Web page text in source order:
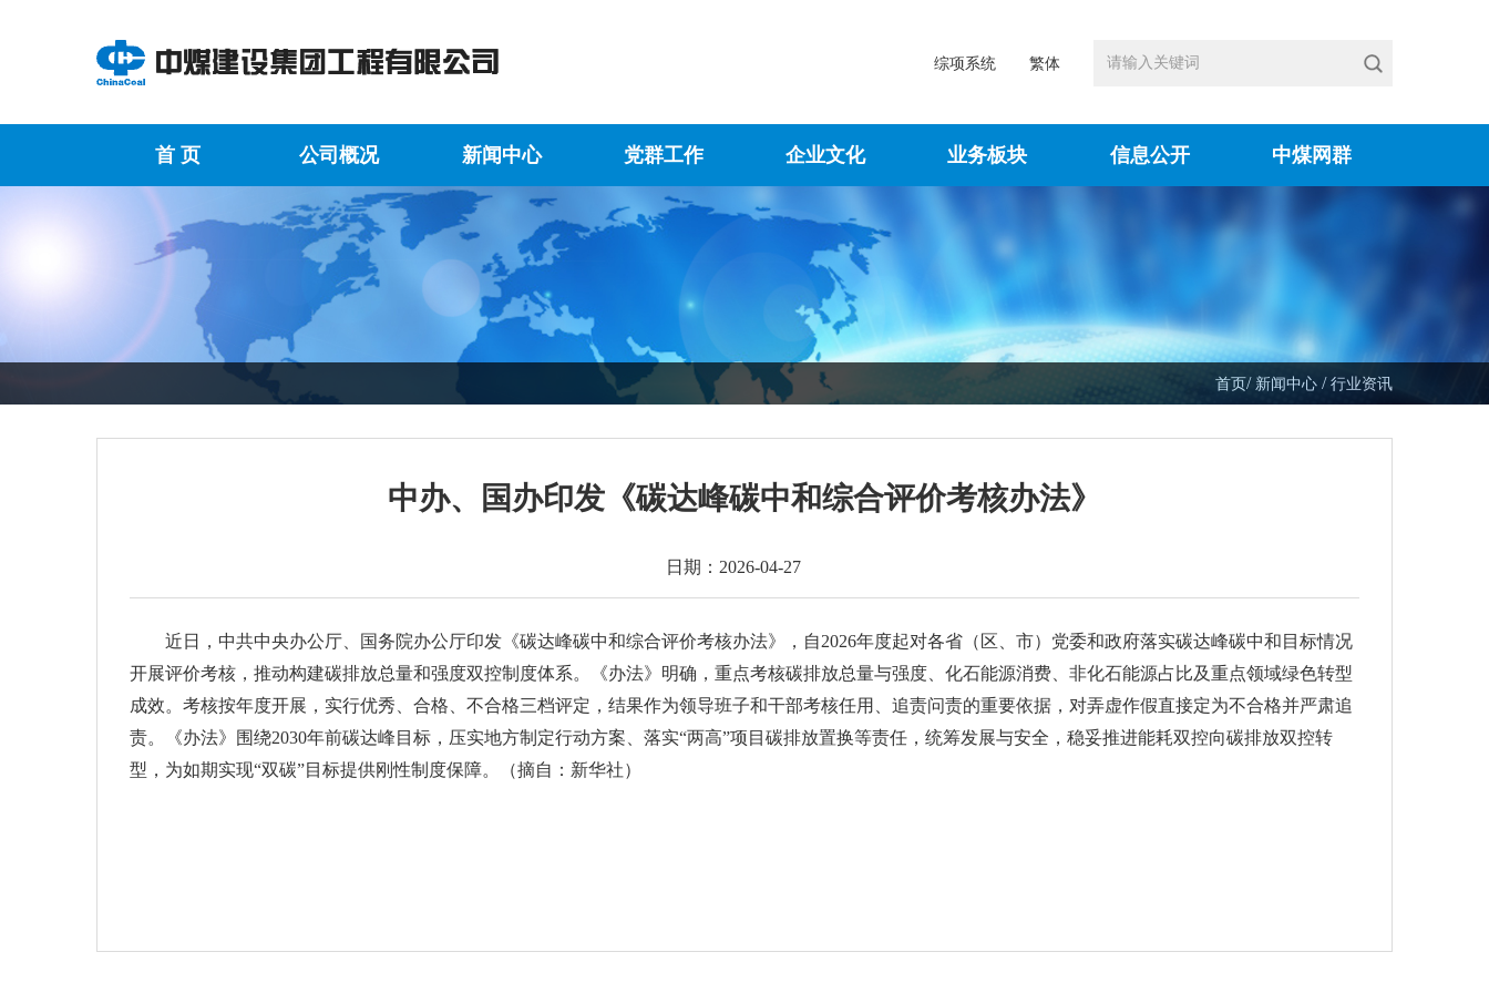
综项系统 繁体
首 页 公司概况 新闻中心 党群工作 企业文化 业务板块 信息公开 中煤网群
首页/ 新闻中心 / 行业资讯
中办、国办印发《碳达峰碳中和综合评价考核办法》
日期：2026-04-27
近日，中共中央办公厅、国务院办公厅印发《碳达峰碳中和综合评价考核办法》，自2026年度起对各省（区、市）党委和政府落实碳达峰碳中和目标情况
开展评价考核，推动构建碳排放总量和强度双控制度体系。《办法》明确，重点考核碳排放总量与强度、化石能源消费、非化石能源占比及重点领域绿色转型
成效。考核按年度开展，实行优秀、合格、不合格三档评定，结果作为领导班子和干部考核任用、追责问责的重要依据，对弄虚作假直接定为不合格并严肃追
责。《办法》围绕2030年前碳达峰目标，压实地方制定行动方案、落实“两高”项目碳排放置换等责任，统筹发展与安全，稳妥推进能耗双控向碳排放双控转
型，为如期实现“双碳”目标提供刚性制度保障。（摘自：新华社）